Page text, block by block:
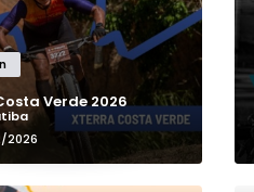
PARÁ
PARAÍBA
Verde 2026
2026